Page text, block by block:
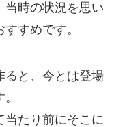
当時の状況を思い
すめです。
ると、今とは登場
当たり前にそこに